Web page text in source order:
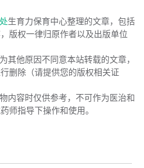
生育力保育中心整理的文章，包括
版权一律归原作者以及出版单位
其他原因不同意本站转载的文章，
删除（请提供您的版权相关证
内容时仅供参考，不可作为医治和
师指导下操作和使用。